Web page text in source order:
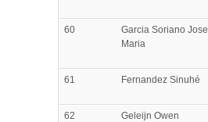
60
Garcia Soriano Jose
Maria
61 Fernandez Sinuhé
62 Geleijn Owen